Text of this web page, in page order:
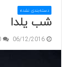
دسته‌بندی نشده
شب یلدا
06/12/2016
0